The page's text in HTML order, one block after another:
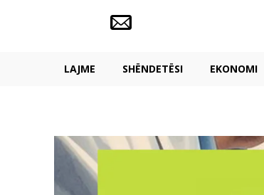
LAJME SHËNDETËSI EKONOMI